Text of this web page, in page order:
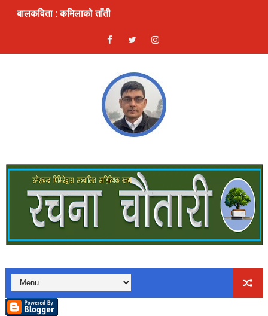
बालकविता : कमिलाको ताँती
लघुकथाः कुकुरदेखि सावधान
देखावटी माया : लघुकथा
लघुकथाः चैनको जिन्दगी
लघुकथाः पैसामोह
लघुकथाः राधा पियारी